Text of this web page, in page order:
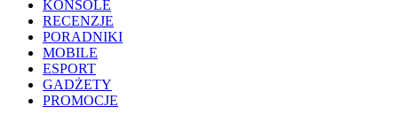
KONSOLE
RECENZJE
PORADNIKI
MOBILE
ESPORT
GADŻETY
PROMOCJE